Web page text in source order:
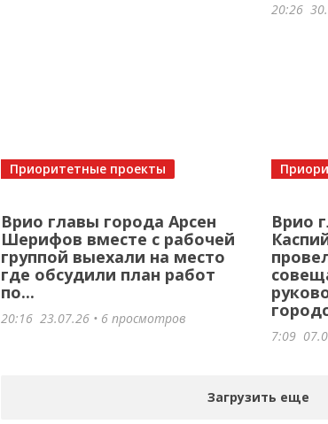
20:26
Врио главы города Арсен
Шерифов вместе с рабочей
группой выехали на место
где обсудили план работ
по...
Приоритетные проекты
20:16 23.07.26 • 6 просмотров
Врио
7:09
Загрузить еще